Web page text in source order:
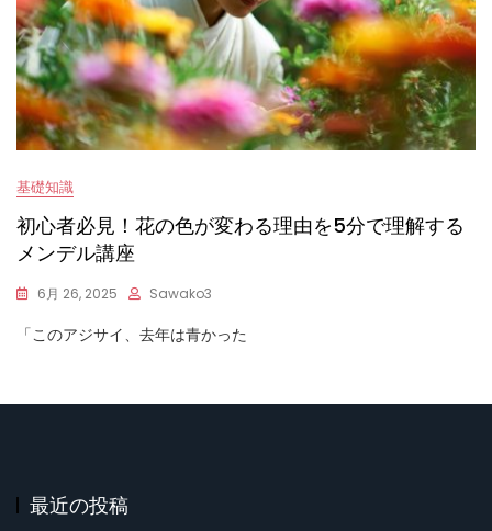
基礎知識
初心者必見！花の色が変わる理由を5分で理解する
メンデル講座
6月 26, 2025 Sawako3
「このアジサイ、去年は青かった
最近の投稿